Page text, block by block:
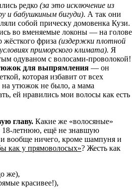
редко (за это исключение из
и бабушкиным бигуди). А так они
собой прическу домовенка Кузи.
во вменяемые локоны — на голове
фриза (издержки плотной
приморского климата). Я
одуваном с волосами-проволокой!
для выпрямления — он
которая избавит от всех
на утюжок не было, а мама
ей нравились мои волосы как есть
главу. Какие же «волосяные»
летнюю, ещё не знавшую
вообще ничего, кроме шампуня и
как у прямоволосых»? Жесть как
же),
красивее!),